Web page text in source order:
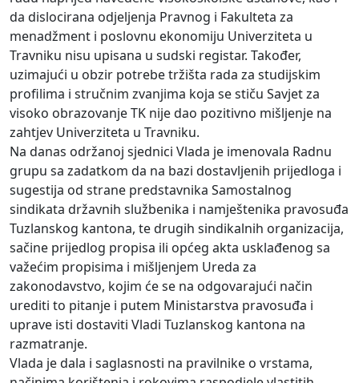
da dislocirana odjeljenja Pravnog i Fakulteta za
menadžment i poslovnu ekonomiju Univerziteta u
Travniku nisu upisana u sudski registar. Također,
uzimajući u obzir potrebe tržišta rada za studijskim
profilima i stručnim zvanjima koja se stiču Savjet za
visoko obrazovanje TK nije dao pozitivno mišljenje na
zahtjev Univerziteta u Travniku.
Na danas održanoj sjednici Vlada je imenovala Radnu
grupu sa zadatkom da na bazi dostavljenih prijedloga i
sugestija od strane predstavnika Samostalnog
sindikata državnih službenika i namještenika pravosuđa
Tuzlanskog kantona, te drugih sindikalnih organizacija,
sačine prijedlog propisa ili općeg akta usklađenog sa
važećim propisima i mišljenjem Ureda za
zakonodavstvo, kojim će se na odgovarajući način
urediti to pitanje i putem Ministarstva pravosuđa i
uprave isti dostaviti Vladi Tuzlanskog kantona na
razmatranje.
Vlada je dala i saglasnosti na pravilnike o vrstama,